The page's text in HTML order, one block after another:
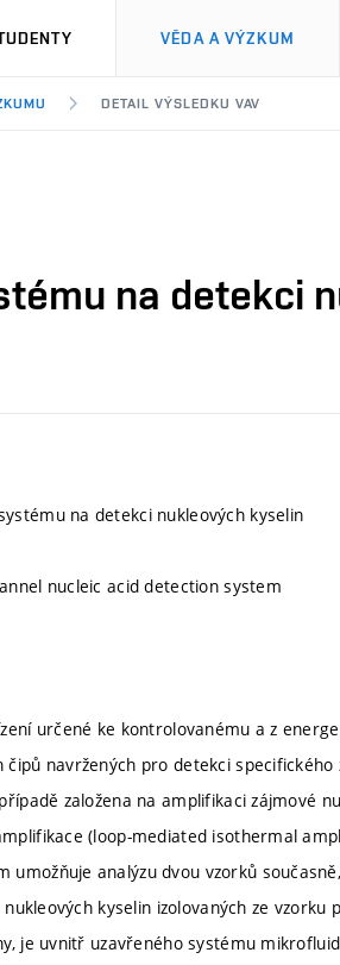
VĚDA A VÝZKUM
DETAIL VÝSLEDKU VAV
na detekci
na detekci nukleových kyselin
nucleic acid detection system
určené ke kontrolovanému a z
navržených pro detekci specifického
založena na amplifikaci zájmové
(loop-mediated isothermal
umožňuje analýzu dvou vzorků
kyselin izolovaných ze
je uvnitř uzavřeného systému